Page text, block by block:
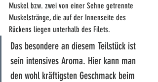
Muskel bzw. zwei von einer Sehne getrennte
Muskelstränge, die auf der Innenseite des
Rückens liegen unterhalb des Filets.
Das besondere an diesem Teilstück ist
sein intensives Aroma. Hier kann man
den wohl kräftigsten Geschmack beim